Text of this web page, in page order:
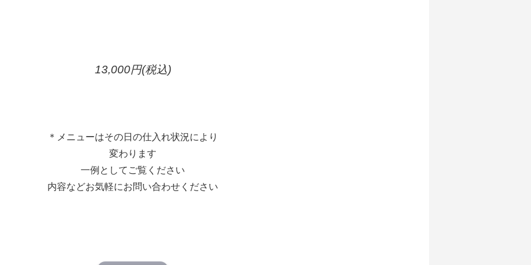
13,000円(税込)
＊メニューはその日の仕入れ状況により
変わります
一例としてご覧ください
内容などお気軽にお問い合わせください